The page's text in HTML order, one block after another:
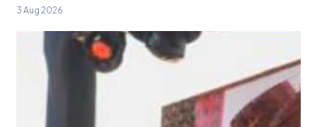
3 Aug 2026